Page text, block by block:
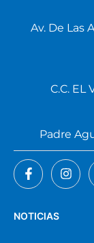
NOTICIAS
Av. De Las
C.C. EL
Padre